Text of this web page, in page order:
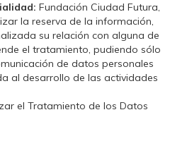
Fundación Ciudad Futura,
la reserva de la información,
su relación con alguna de
el tratamiento, pudiendo sólo
de datos personales
al desarrollo de las actividades
el Tratamiento de los Datos